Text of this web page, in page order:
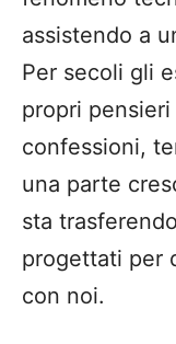
assistendo a
Per secoli gli
propri
confessioni,
una parte
sta
progettati per
con noi.